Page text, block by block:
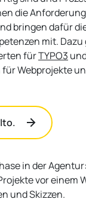
die
bringen dafür
mit. Dazu
fürTYPO3
Webprojekte